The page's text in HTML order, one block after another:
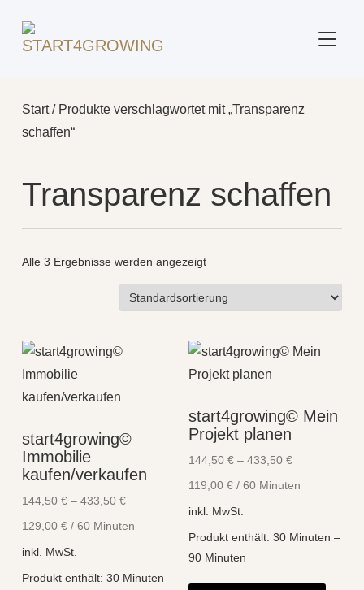
Start/ Produkte verschlagwortet mit „Transparenz
schaffen“
Transparenz schaffen
Alle 3 Ergebnisse werden angezeigt
start4growing©
Immobilie
kaufen/verkaufen
144,50 €– 433,50 €
129,00 €/ 60 Minuten
inkl. MwSt.
Produkt enthält: 30 Minuten –
start4growing© Mein
Projekt planen
144,50 €– 433,50 €
119,00 €/ 60 Minuten
inkl. MwSt.
Produkt enthält: 30 Minuten –
90 Minuten